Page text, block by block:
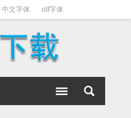
中文字体 otf字体